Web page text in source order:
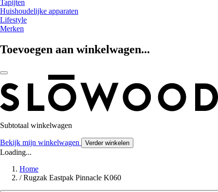
Tapijten
Huishoudelijke apparaten
Lifestyle
Merken
Toevoegen aan winkelwagen...
Subtotaal winkelwagen
Bekijk mijn winkelwagen Verder winkelen
Loading...
Home
/ Rugzak Eastpak Pinnacle K060